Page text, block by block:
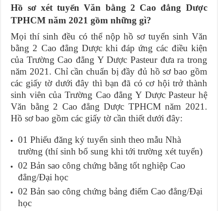
Hồ sơ xét tuyển Văn bằng 2 Cao đẳng Dược
TPHCM năm 2021 gồm những gì?
Mọi thí sinh đều có thể nộp hồ sơ tuyển sinh Văn
bằng 2 Cao đẳng Dược khi đáp ứng các điều kiện
của Trường Cao đẳng Y Dược Pasteur đưa ra trong
năm 2021. Chỉ cần chuẩn bị đầy đủ hồ sơ bao gồm
các giấy tờ dưới đây thì bạn đã có cơ hội trở thành
sinh viên của Trường Cao đẳng Y Dược Pasteur hệ
Văn bằng 2 Cao đẳng Dược TPHCM năm 2021.
Hồ sơ bao gồm các giấy tờ cần thiết dưới đây:
01 Phiếu đăng ký tuyển sinh theo mẫu Nhà
trường (thí sinh bổ sung khi tới trường xét tuyển)
02 Bản sao công chứng bằng tốt nghiệp Cao
đẳng/Đại học
02 Bản sao công chứng bảng điểm Cao đẳng/Đại
học